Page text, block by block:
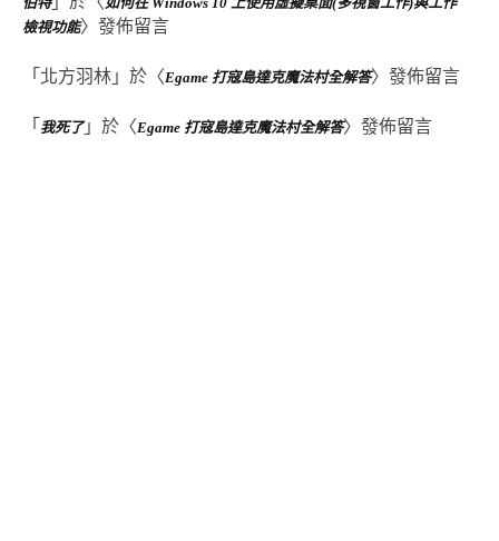
檢視功能〉發佈留言
「 北方羽林 」於〈Egame 打寇島達克魔法村全解答〉發佈留言
「 我死了」於〈Egame 打寇島達克魔法村全解答〉發佈留言